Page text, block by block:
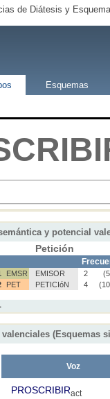
de Diátesis y
Esquemas
y potencial
Petición
EMSR EMISOR 2
PET PETICIóN 4
(Esquemas
Voz
PROSCRIBIRact